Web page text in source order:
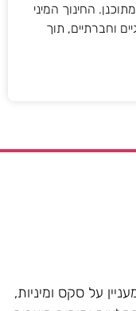
החינוך המיני
וחברתיים, תוך
על סקס ומיניות,